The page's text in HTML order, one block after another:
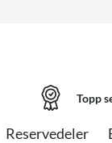
Topp
Reservedeler